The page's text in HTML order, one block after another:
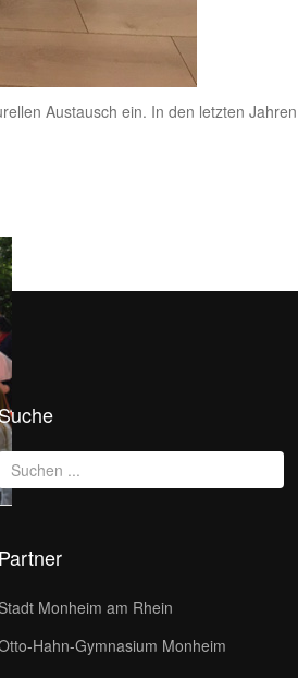
Austausch ein. In den letzten
Partner
Stadt Monheim am Rhein
Hahn-Gymnasium Monheim